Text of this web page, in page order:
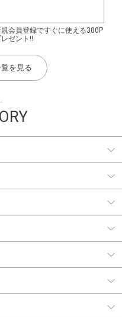
規会員登録ですぐに使える300P
レゼント!!
を見る